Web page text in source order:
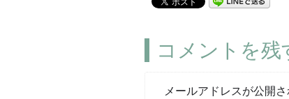
コメントを残
メールアドレスが公開